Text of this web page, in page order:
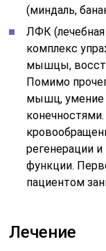
(миндаль,
ЛФК
комплекс
мышцы,
Помимо
мышц, умение
регенерации
функции.
пациентом
Лечение